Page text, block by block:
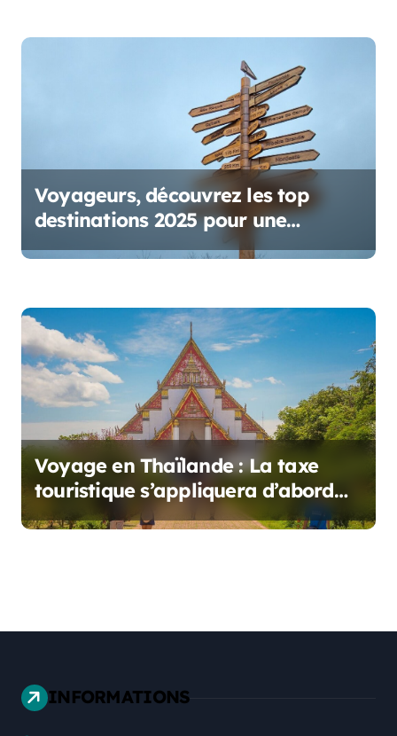
t
l
eVoyageurs, découvrez les top
destinations 2025 pour une
aventure inoubliable
Voyage en Thaïlande : La taxe
touristique s’appliquera d’abord
aux vols
INFORMATIONS